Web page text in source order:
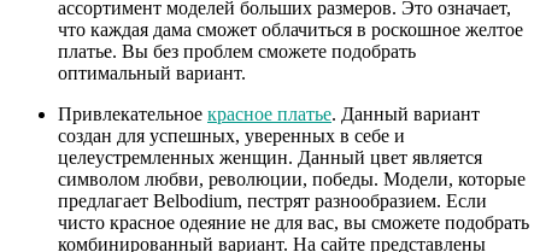
ассортимент моделей больших размеров. Это означает,
что каждая дама сможет облачиться в роскошное желтое
платье. Вы без проблем сможете подобрать
оптимальный вариант.
Привлекательное красное платье. Данный вариант
создан для успешных, уверенных в себе и
целеустремленных женщин. Данный цвет является
символом любви, революции, победы. Модели, которые
предлагает Belbodium, пестрят разнообразием. Если
чисто красное одеяние не для вас, вы сможете подобрать
комбинированный вариант. На сайте представлены